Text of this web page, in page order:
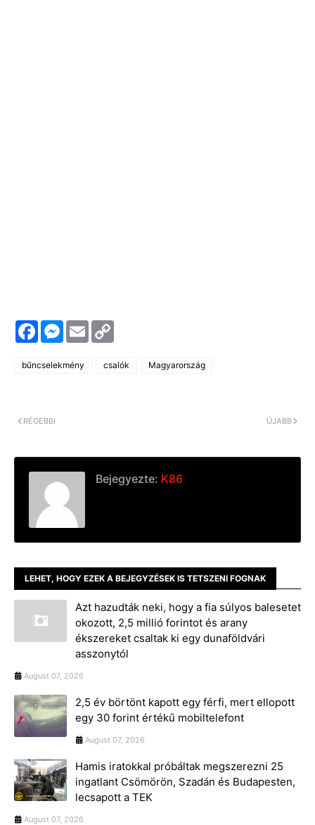
F
a
b
M
e
e
E
m
y
L
bűncselekmény csalók Magyarország
ÚJABB
RÉGEBBI
Bejegyezte: K86
LEHET, HOGY EZEK A BEJEGYZÉSEK IS TETSZENI FOGNAK
Azt hazudták neki, hogy a fia súlyos balesetet
okozott, 2,5 millió forintot és arany
ékszereket csaltak ki egy dunaföldvári
asszonytól
August 07, 2026
2,5 év börtönt kapott egy férfi, mert ellopott
egy 30 forint értékű mobiltelefont
August 07, 2026
Hamis iratokkal próbáltak megszerezni 25
ingatlant Csömörön, Szadán és Budapesten,
lecsapott a TEK
August 07, 2026